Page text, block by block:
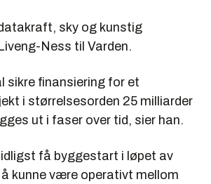
sky og kunstig
Ness til Varden.
sikre finansiering for et
i størrelsesorden 25 milliarder
ut i faser over tid, sier han.
få byggestart i løpet av
kunne være operativt mellom